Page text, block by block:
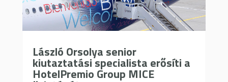
László Orsolya senior
kiutaztatási specialista erősíti a
HotelPremio Group MICE